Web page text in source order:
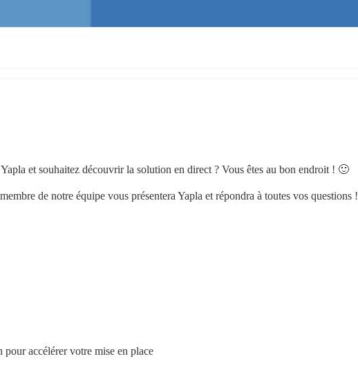
et souhaitez découvrir la solution en direct ? Vous êtes au bon endroit ! 🙂
de notre équipe vous présentera Yapla et répondra à toutes vos questions !
pour accélérer votre mise en place